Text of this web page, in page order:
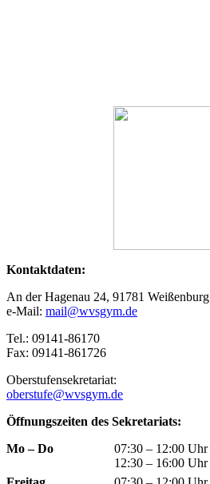
Kontaktdaten:
An der Hagenau 24, 91781 Weißenburg
e-Mail: mail@wvsgym.de
Tel.: 09141-86170
Fax: 09141-861726
Oberstufensekretariat:
oberstufe@wvsgym.de
Öffnungszeiten des Sekretariats:
Mo – Do
07:30 – 12:00 Uhr
12:30 – 16:00 Uhr